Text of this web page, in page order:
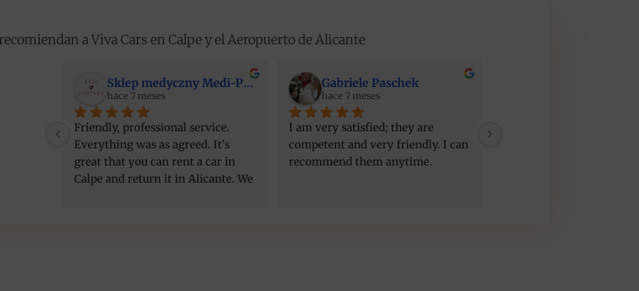
a Viva Cars en Calpe y el Aeropuerto de Alicante
Sklep medyczny Medi-Partner
hace 7 meses
Friendly, professional service.
Everything was as agreed. It's
great that you can rent a car in
Calpe and return it in Alicante. We
Gabriele Paschek
hace 7 meses
I am very satisfied; they are
competent and very friendly. I can
recommend them anytime.